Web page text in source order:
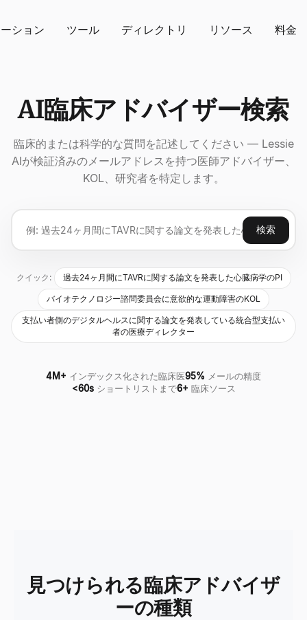
ション ツール ディレクトリ リソース 料金
AI臨床アドバイザー検索
臨床的または科学的な質問を記述してください — Lessie
AIが検証済みのメールアドレスを持つ医師アドバイザー、
KOL、研究者を特定します。
検索
クイック: 過去24ヶ月間にTAVRに関する論文を発表した心臓病学のPI
バイオテクノロジー諮問委員会に意欲的な運動障害のKOL
支払い者側のデジタルヘルスに関する論文を発表している統合型支払い
者の医療ディレクター
4M+ インデックス化された臨床医95% メールの精度
<60s ショートリストまで6+ 臨床ソース
見つけられる臨床アドバイザ
ーの種類